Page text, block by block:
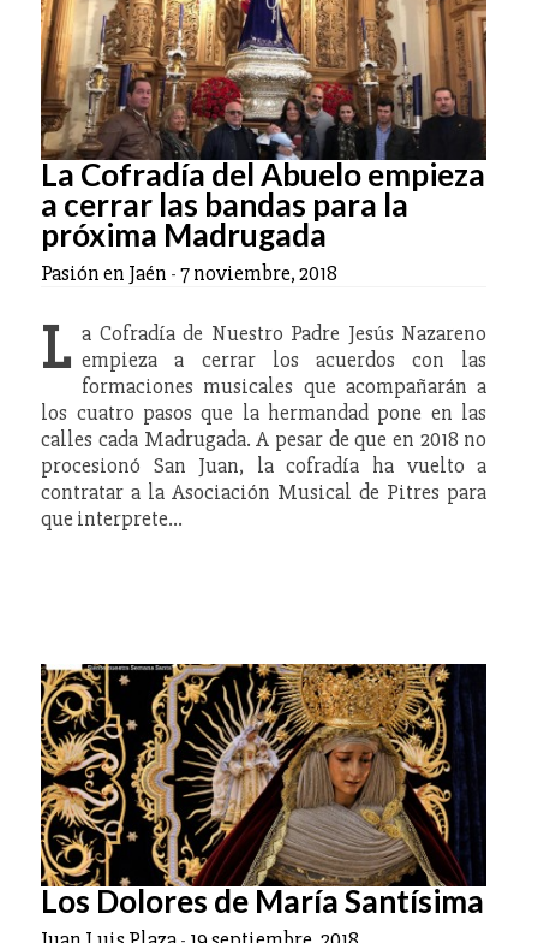
La Cofradía del Abuelo empieza
a cerrar las bandas para la
próxima Madrugada
Pasión en Jaén -7 noviembre, 2018
L a Cofradía de Nuestro Padre Jesús Nazareno
empieza a cerrar los acuerdos con las
formaciones musicales que acompañarán a
los cuatro pasos que la hermandad pone en las
calles cada Madrugada. A pesar de que en 2018 no
procesionó San Juan, la cofradía ha vuelto a
contratar a la Asociación Musical de Pitres para
que interprete…
Los Dolores de María Santísima